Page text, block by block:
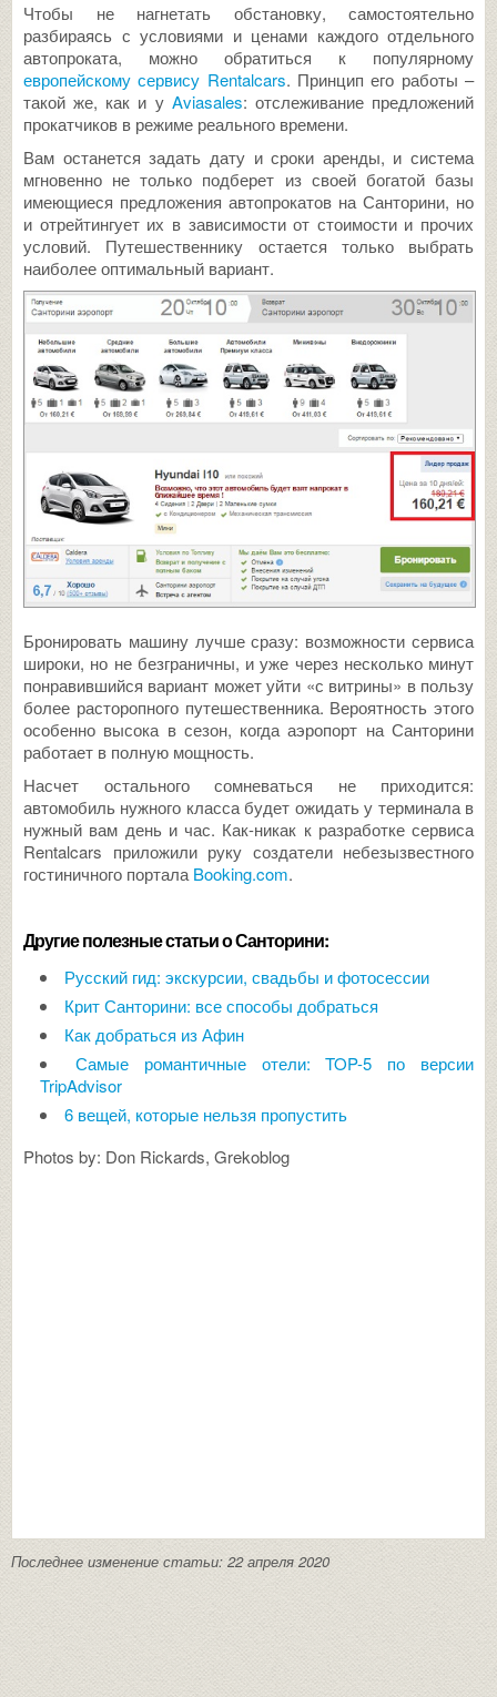
Чтобы не нагнетать обстановку, самостоятельно
разбираясь с условиями и ценами каждого отдельного
автопроката, можно обратиться к популярному
европейскому сервису Rentalcars. Принцип его работы –
такой же, как и у Aviasales: отслеживание предложений
прокатчиков в режиме реального времени.
Вам останется задать дату и сроки аренды, и система
мгновенно не только подберет из своей богатой базы
имеющиеся предложения автопрокатов на Санторини, но
и отрейтингует их в зависимости от стоимости и прочих
условий. Путешественнику остается только выбрать
наиболее оптимальный вариант.
Бронировать машину лучше сразу: возможности сервиса
широки, но не безграничны, и уже через несколько минут
понравившийся вариант может уйти «с витрины» в пользу
более расторопного путешественника. Вероятность этого
особенно высока в сезон, когда аэропорт на Санторини
работает в полную мощность.
Насчет остального сомневаться не приходится:
автомобиль нужного класса будет ожидать у терминала в
нужный вам день и час. Как-никак к разработке сервиса
Rentalcars приложили руку создатели небезызвестного
гостиничного портала Booking.com.
Другие полезные статьи о Санторини:
Русский гид: экскурсии, свадьбы и фотосессии
Крит Санторини: все способы добраться
Как добраться из Афин
Самые романтичные отели: TOP-5 по версии
TripAdvisor
6 вещей, которые нельзя пропустить
Photos by: Don Rickards, Grekoblog
Последнее изменение статьи: 22 апреля 2020